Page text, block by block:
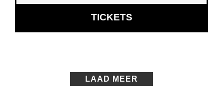
TICKETSOPENT
IN
LAAD MEER